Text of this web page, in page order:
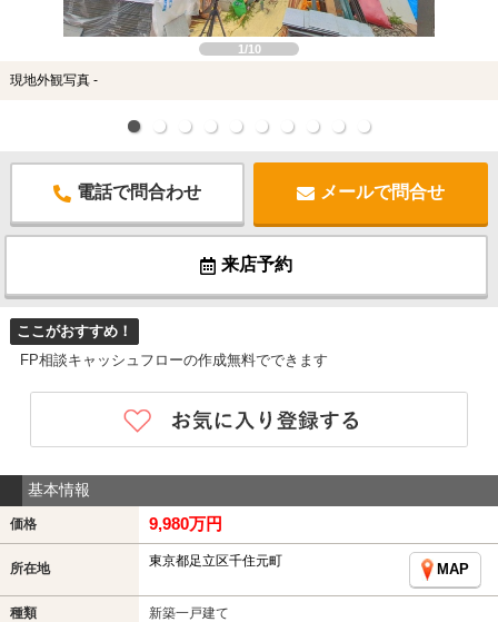
1/10
現地外観写真 -
電話で問合わせ メールで問合せ
来店予約
ここがおすすめ！
FP相談キャッシュフローの作成無料でできます
基本情報
価格 9,980万円
所在地 東京都足立区千住元町
MAP
種類 新築一戸建て